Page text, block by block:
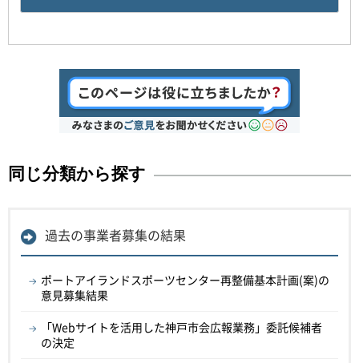
同じ分類から探す
過去の事業者募集の結果
ポートアイランドスポーツセンター再整備基本計画(案)の
意見募集結果
「Webサイトを活用した神戸市会広報業務」委託候補者
の決定